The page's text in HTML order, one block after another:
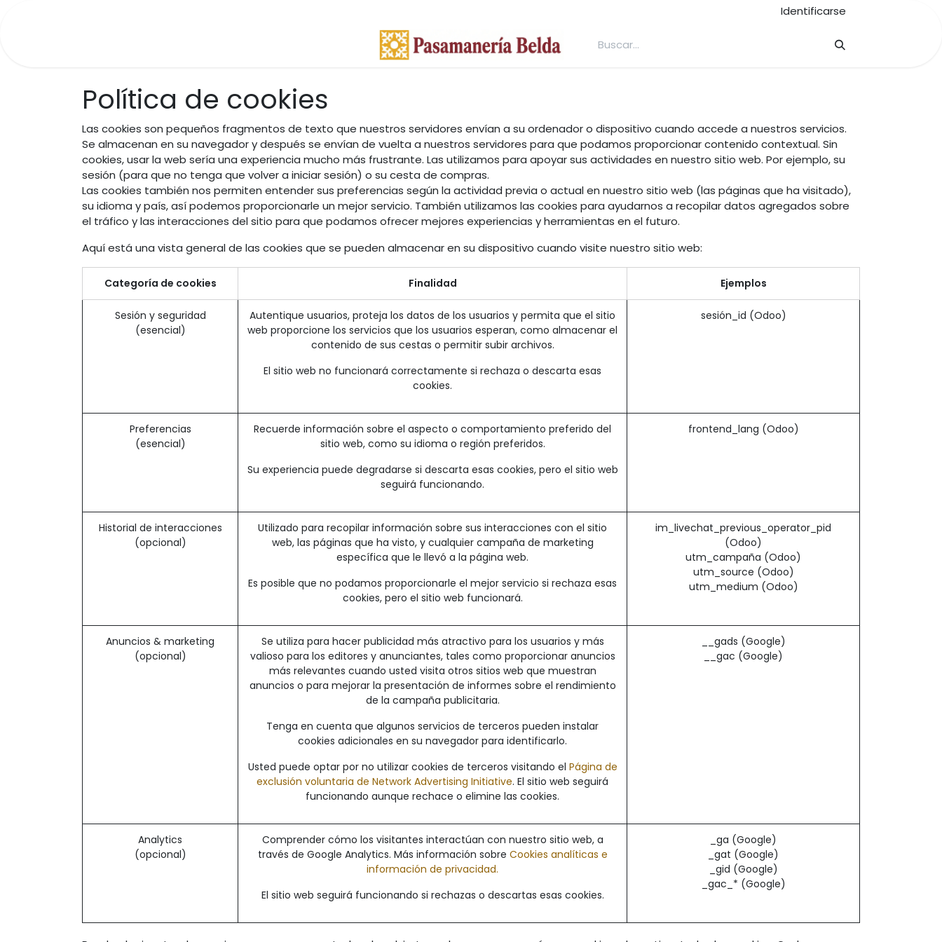
Identificarse
Política de cookies
Las cookies son pequeños fragmentos de texto que nuestros servidores envían a su ordenador o dispositivo cuando accede a nuestros servicios.
Se almacenan en su navegador y después se envían de vuelta a nuestros servidores para que podamos proporcionar contenido contextual. Sin
cookies, usar la web sería una experiencia mucho más frustrante. Las utilizamos para apoyar sus actividades en nuestro sitio web. Por ejemplo, su
sesión (para que no tenga que volver a iniciar sesión) o su cesta de compras.
Las cookies también nos permiten entender sus preferencias según la actividad previa o actual en nuestro sitio web (las páginas que ha visitado),
su idioma y país, así podemos proporcionarle un mejor servicio. También utilizamos las cookies para ayudarnos a recopilar datos agregados sobre
el tráfico y las interacciones del sitio para que podamos ofrecer mejores experiencias y herramientas en el futuro.
Aquí está una vista general de las cookies que se pueden almacenar en su dispositivo cuando visite nuestro sitio web:
Categoría de cookies Finalidad Ejemplos
Sesión y seguridad
(esencial)
Autentique usuarios, proteja los datos de los usuarios y permita que el sitio
web proporcione los servicios que los usuarios esperan, como almacenar el
contenido de sus cestas o permitir subir archivos.
El sitio web no funcionará correctamente si rechaza o descarta esas
cookies.
sesión_id (Odoo)
Preferencias
(esencial)
Recuerde información sobre el aspecto o comportamiento preferido del
sitio web, como su idioma o región preferidos.
Su experiencia puede degradarse si descarta esas cookies, pero el sitio web
seguirá funcionando.
frontend_lang (Odoo)
Historial de interacciones
(opcional)
Utilizado para recopilar información sobre sus interacciones con el sitio
web, las páginas que ha visto, y cualquier campaña de marketing
específica que le llevó a la página web.
Es posible que no podamos proporcionarle el mejor servicio si rechaza esas
cookies, pero el sitio web funcionará.
im_livechat_previous_operator_pid
(Odoo)
utm_campaña (Odoo)
utm_source (Odoo)
utm_medium (Odoo)
Anuncios & marketing
(opcional)
Se utiliza para hacer publicidad más atractivo para los usuarios y más
valioso para los editores y anunciantes, tales como proporcionar anuncios
más relevantes cuando usted visita otros sitios web que muestran
anuncios o para mejorar la presentación de informes sobre el rendimiento
de la campaña publicitaria.
Tenga en cuenta que algunos servicios de terceros pueden instalar
cookies adicionales en su navegador para identificarlo.
Usted puede optar por no utilizar cookies de terceros visitando el Página de
exclusión voluntaria de Network Advertising Initiative. El sitio web seguirá
funcionando aunque rechace o elimine las cookies.
__gads (Google)
__gac (Google)
Analytics
(opcional)
Comprender cómo los visitantes interactúan con nuestro sitio web, a
través de Google Analytics. Más información sobre Cookies analíticas e
información de privacidad.
El sitio web seguirá funcionando si rechazas o descartas esas cookies.
_ga (Google)
_gat (Google)
_gid (Google)
_gac_* (Google)